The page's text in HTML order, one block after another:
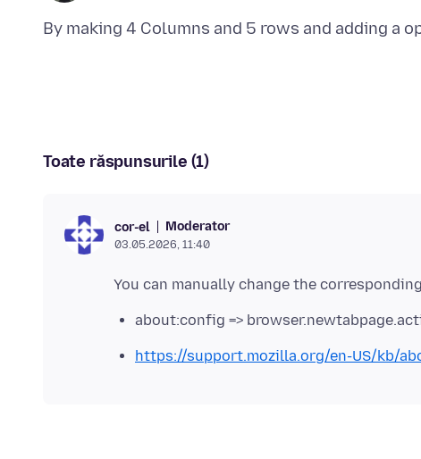
Toate răspunsurile (1)
cor-el Moderator
03.05.2026, 11:40
about:config =>
https://support.mozilla.org/en-US/kb/